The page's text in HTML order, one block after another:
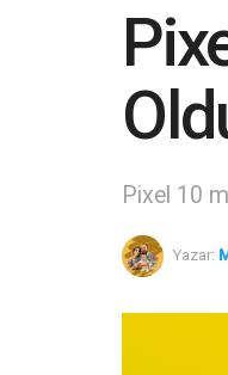
Pixel 10
Yazar: